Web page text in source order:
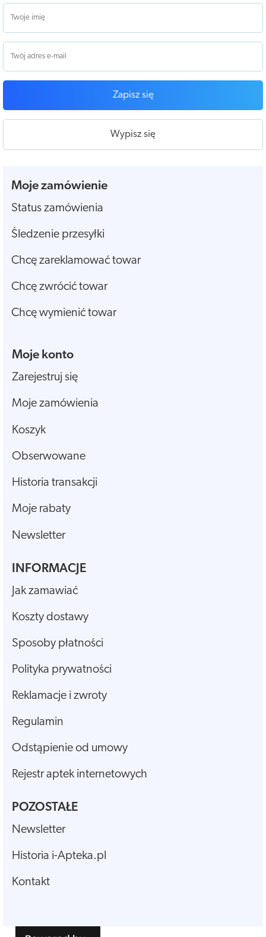
Zapisz się
Wypisz się
Moje zamówienie
Status zamówienia
Śledzenie przesyłki
Chcę zareklamować towar
Chcę zwrócić towar
Chcę wymienić towar
Moje konto
Zarejestruj się
Moje zamówienia
Koszyk
Obserwowane
Historia transakcji
Moje rabaty
Newsletter
INFORMACJE
Jak zamawiać
Koszty dostawy
Sposoby płatności
Polityka prywatności
Reklamacje i zwroty
Regulamin
Odstąpienie od umowy
Rejestr aptek internetowych
POZOSTAŁE
Newsletter
Historia i-Apteka.pl
Kontakt